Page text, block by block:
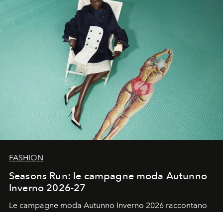
FASHION
Seasons Run: le campagne moda Autunno
Inverno 2026-27
Le campagne moda Autunno Inverno 2026 raccontano